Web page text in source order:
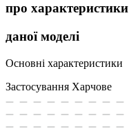
про характеристики
даної моделі
Основні характеристики
Застосування Харчове